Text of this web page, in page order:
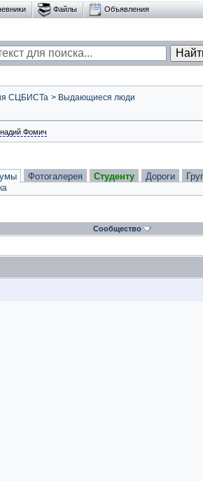
Файлы Объявления
СЦБИСТа > Выдающиеся люди
Фомич
Фотогалерея Студенту Дороги
Сообщество